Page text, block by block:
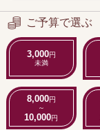
ご予算で選ぶ
3,000円
未満
8,000円
～
10,000円